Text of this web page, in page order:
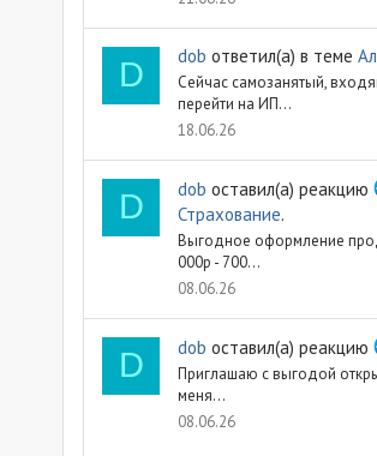
D dob ответил(а) в теме
Сейчас самозанятый,
перейти на ИП...
18.06.26
D dob оставил(а) реакцию
Страхование.
Выгодное оформление
000р - 700...
08.06.26
D dob оставил(а) реакцию
Приглашаю с выгодой
меня...
08.06.26